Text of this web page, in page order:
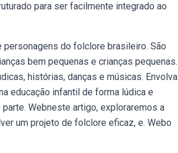
para ser facilmente integrado ao
personagens do folclore brasileiro. São
bem pequenas e crianças pequenas.
histórias, danças e músicas. Envolva
educação infantil de forma lúdica e
Webneste artigo, exploraremos a
um projeto de folclore eficaz, e. Webo